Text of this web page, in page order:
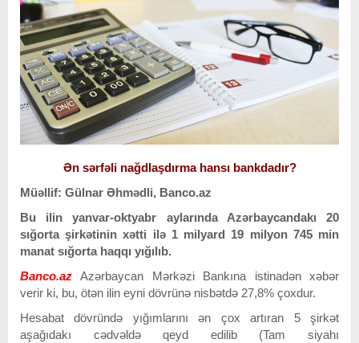
Ən sərfəli nağdlaşdırma hansı bankdadır?
Müəllif: Gülnar Əhmədli, Banco.az
Bu ilin yanvar-oktyabr aylarında Azərbaycandakı 20
sığorta şirkətinin xətti ilə 1 milyard 19 milyon 745 min
manat sığorta haqqı yığılıb.
Banco.az
Azərbaycan Mərkəzi Bankına istinadən xəbər
verir ki, bu, ötən ilin eyni dövrünə nisbətdə 27,8% çoxdur.
Hesabat dövründə yığımlarını ən çox artıran 5 şirkət
aşağıdakı cədvəldə qeyd edilib (Tam siyahı